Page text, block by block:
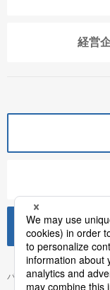
経営
0
パーソルホールディング